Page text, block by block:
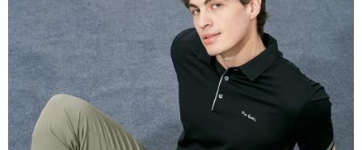
7-11取貨付款
每筆NT$60，滿NT$1,200(含以上)免運費
付款後7-11取貨
每筆NT$60，滿NT$1,200(含以上)免運費
宅配(本島)
每筆NT$80，滿NT$1,200(含以上)免運費